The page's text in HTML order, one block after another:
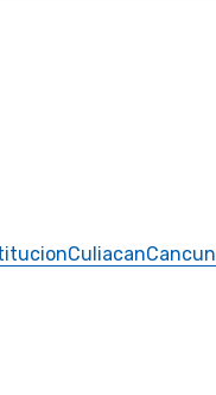
CuliacanCancun